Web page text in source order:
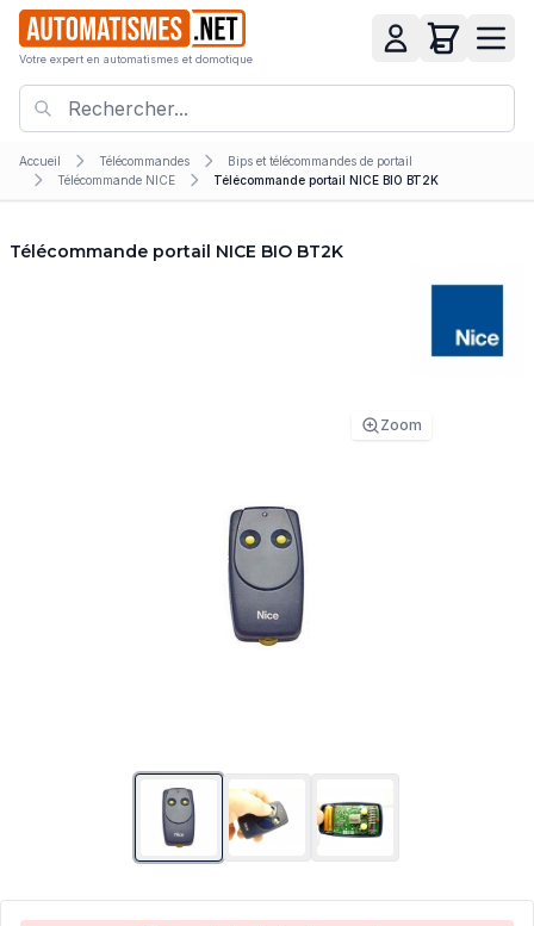
Votre expert en automatismes et domotique
Accueil Télécommandes
Bips et télécommandes de portail
Télécommande NICE
Télécommande portail NICE BIO BT2K
Télécommande portail NICE BIO BT2K
Zoom